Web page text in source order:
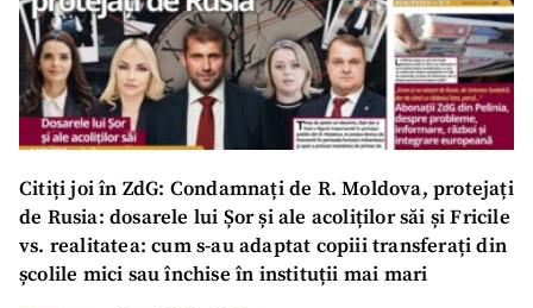
Citiți joi în ZdG: Condamnați de R. Moldova, protejați
de Rusia: dosarele lui Șor și ale acoliților săi și Fricile
vs. realitatea: cum s-au adaptat copiii transferați din
școlile mici sau închise în instituții mai mari